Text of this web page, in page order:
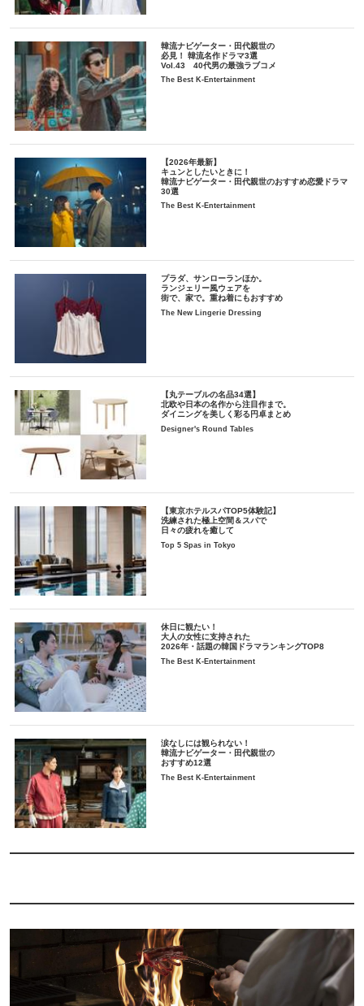
韓流ナビゲーター・田代親世の
必見！ 韓流名作ドラマ3選
Vol.43 40代男の最強ラブコメ
The Best K-Entertainment
【2026年最新】
キュンとしたいときに！
韓流ナビゲーター・田代親世のおすすめ恋愛ドラマ
30選
The Best K-Entertainment
プラダ、サンローランほか。
ランジェリー風ウェアを
街で、家で。重ね着にもおすすめ
The New Lingerie Dressing
【丸テーブルの名品34選】
北欧や日本の名作から注目作まで。
ダイニングを美しく彩る円卓まとめ
Designer's Round Tables
【東京ホテルスパTOP5体験記】
洗練された極上空間＆スパで
日々の疲れを癒して
Top 5 Spas in Tokyo
休日に観たい！
大人の女性に支持された
2026年・話題の韓国ドラマランキングTOP8
The Best K-Entertainment
涙なしには観られない！
韓流ナビゲーター・田代親世の
おすすめ12選
The Best K-Entertainment